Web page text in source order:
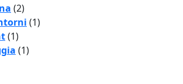
(2)
(1)
(1)
(1)